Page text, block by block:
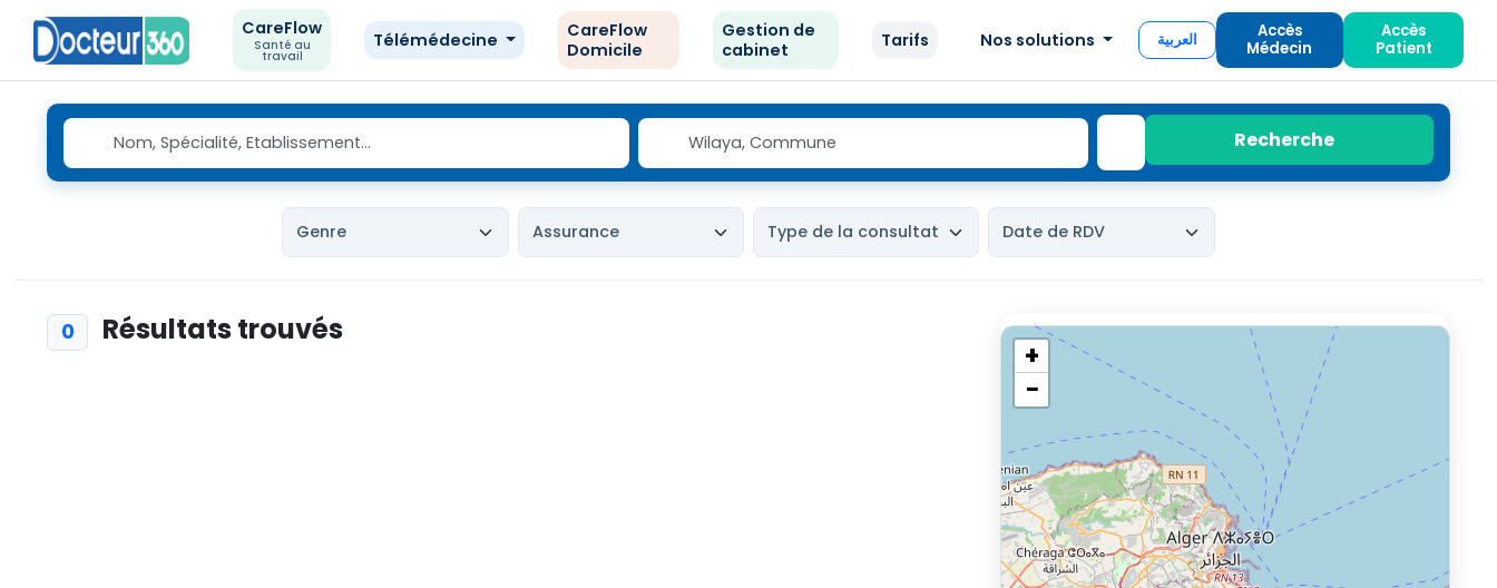
CareFlow
Santé au
travail
Télémédecine
CareFlow
Domicile
Gestion de
cabinet
Tarifs Nos solutions العربية
Accès
Médecin
Accès
Patient
Recherche
0 Résultats trouvés
+
−